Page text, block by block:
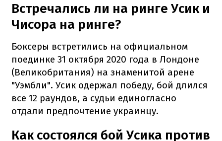
Встречались ли на ринге Усик и
Чисора на ринге?
Боксеры встретились на официальном
поединке 31 октября 2020 года в Лондоне
(Великобритания) на знаменитой арене
"Уэмбли". Усик одержал победу, бой длился
все 12 раундов, а судьи единогласно
отдали предпочтение украинцу.
Как состоялся бой Усика против